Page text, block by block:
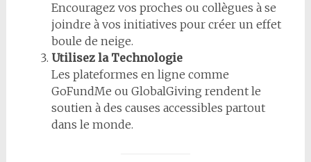
Encouragez vos proches ou collègues à se
joindre à vos initiatives pour créer un effet
boule de neige.
Utilisez la Technologie
Les plateformes en ligne comme
GoFundMe ou GlobalGiving rendent le
soutien à des causes accessibles partout
dans le monde.